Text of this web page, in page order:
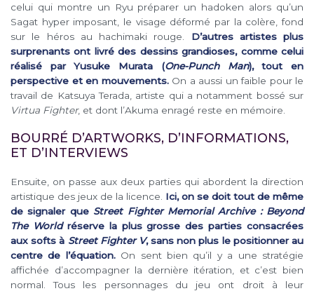
celui qui montre un Ryu préparer un hadoken alors qu’un
Sagat hyper imposant, le visage déformé par la colère, fond
sur le héros au hachimaki rouge. D’autres artistes plus
surprenants ont livré des dessins grandioses, comme celui
réalisé par Yusuke Murata (One-Punch Man), tout en
perspective et en mouvements.On a aussi un faible pour le
travail de Katsuya Terada, artiste qui a notamment bossé sur
Virtua Fighter, et dont l’Akuma enragé reste en mémoire.
BOURRÉ D’ARTWORKS, D’INFORMATIONS,
ET D’INTERVIEWS
Ensuite, on passe aux deux parties qui abordent la direction
artistique des jeux de la licence. Ici, on se doit tout de même
de signaler que Street Fighter Memorial Archive : Beyond
The Worldréserve la plus grosse des parties consacrées
aux softs à Street Fighter V, sans non plus le positionner au
centre de l’équation.On sent bien qu’il y a une stratégie
affichée d’accompagner la dernière itération, et c’est bien
normal. Tous les personnages du jeu ont droit à leur